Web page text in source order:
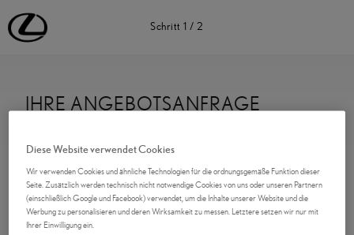
Schritt 1 /2
IHRE ANGEBOTSANFRAGE
Kontaktdaten
Anrede
Diese Website verwendet Cookies
Wir verwenden Cookies und ähnliche Technologien für die ordnungsgemäße Funktion dieser
Seite. Zusätzlich werden technisch nicht notwendige Cookies von uns oder unseren Partnern
(einschließlich Google und Facebook) verwendet, um die Inhalte unserer Website und die
Werbung zu personalisieren und deren Wirksamkeit zu messen. Letztere setzen wir nur mit
Ihrer Einwilligung ein.
Lexus Deutschland | Lexus Automobile | Lexus